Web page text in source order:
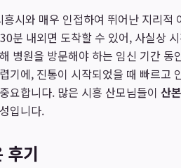
시와 매우 인접하여 뛰어난 지리적
분 내외면 도착할 수 있어, 사실상
병원을 방문해야 하는 임신 기간 동
기에, 진통이 시작되었을 때 빠르고
요합니다. 많은 시흥 산모님들이 산
입니다.
후기